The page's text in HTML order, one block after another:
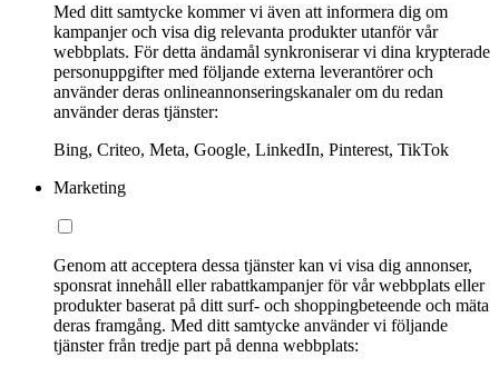
Med ditt samtycke kommer vi även att informera dig om
kampanjer och visa dig relevanta produkter utanför vår
webbplats. För detta ändamål synkroniserar vi dina krypterade
personuppgifter med följande externa leverantörer och
använder deras onlineannonseringskanaler om du redan
använder deras tjänster:
Bing, Criteo, Meta, Google, LinkedIn, Pinterest, TikTok
Marketing
Genom att acceptera dessa tjänster kan vi visa dig annonser,
sponsrat innehåll eller rabattkampanjer för vår webbplats eller
produkter baserat på ditt surf- och shoppingbeteende och mäta
deras framgång. Med ditt samtycke använder vi följande
tjänster från tredje part på denna webbplats: